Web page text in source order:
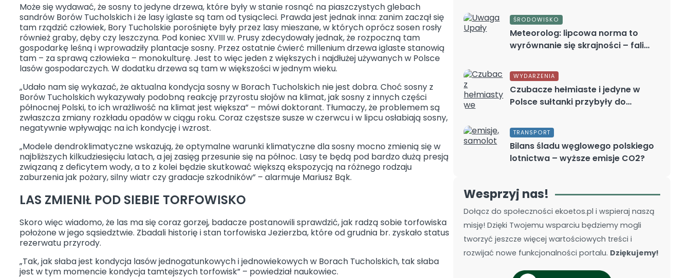
Może się wydawać, że sosny to jedyne drzewa, które były w stanie rosnąć na piaszczystych glebach
sandrów Borów Tucholskich i że lasy iglaste są tam od tysiącleci. Prawda jest jednak inna: zanim zaczął się
tam rządzić człowiek, Bory Tucholskie porośnięte były przez lasy mieszane, w których oprócz sosen rosły
również graby, dęby czy leszczyna. Pod koniec XVIII w. Prusy zdecydowały jednak, że rozpoczną tam
gospodarkę leśną i wprowadziły plantacje sosny. Przez ostatnie ćwierć millenium drzewa iglaste stanowią
tam – za sprawą człowieka – monokulturę. Jest to więc jeden z większych i najdłużej używanych w Polsce
lasów gospodarczych. W dodatku drzewa są tam w większości w jednym wieku.
„Udało nam się wykazać, że aktualna kondycja sosny w Borach Tucholskich nie jest dobra. Choć sosny z
Borów Tucholskich wykazywały podobną reakcję przyrostu słojów na klimat, jak sosny z innych części
północnej Polski, to ich wrażliwość na klimat jest większa” – mówi doktorant. Tłumaczy, że problemem są
zwłaszcza zmiany rozkładu opadów w ciągu roku. Coraz częstsze susze w czerwcu i w lipcu osłabiają sosny,
negatywnie wpływając na ich kondycję i wzrost.
„Modele dendroklimatyczne wskazują, że optymalne warunki klimatyczne dla sosny mocno zmienią się w
najbliższych kilkudziesięciu latach, a jej zasięg przesunie się na północ. Lasy te będą pod bardzo dużą presją
związaną z deficytem wody, a to z kolei będzie skutkować większą ekspozycją na różnego rodzaju
zaburzenia jak pożary, silny wiatr czy gradacje szkodników” – alarmuje Mariusz Bąk.
LAS ZMIENIŁ POD SIEBIE TORFOWISKO
Skoro więc wiadomo, że las ma się coraz gorzej, badacze postanowili sprawdzić, jak radzą sobie torfowiska
położone w jego sąsiedztwie. Zbadali historię i stan torfowiska Jezierzba, które od grudnia br. zyskało status
rezerwatu przyrody.
„Tak, jak słaba jest kondycja lasów jednogatunkowych i jednowiekowych w Borach Tucholskich, tak słaba
jest w tym momencie kondycja tamtejszych torfowisk” – powiedział naukowiec.
ŚRODOWISKO
Meteorolog: lipcowa norma to
wyrównanie się skrajności – fali
WYDARZENIA
Czubacze hełmiaste i jedyne w
Polsce sułtanki przybyły do
TRANSPORT
Bilans śladu węglowego polskiego
lotnictwa – wyższe emisje CO2?
Wesprzyj nas!
Dołącz do społeczności ekoetos.pl i wspieraj naszą
misję! Dzięki Twojemu wsparciu będziemy mogli
tworzyć jeszcze więcej wartościowych treści i
rozwijać nowe funkcjonalności portalu. Dziękujemy!